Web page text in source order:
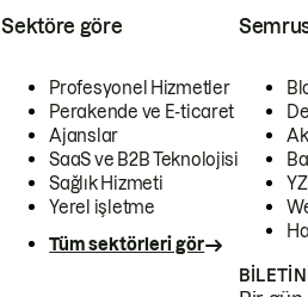
Sektöre göre
Profesyonel Hizmetler
Perakende ve E-ticaret
Ajanslar
SaaS ve B2B Teknolojisi
Sağlık Hizmeti
Yerel işletme
Tüm sektörleri gör